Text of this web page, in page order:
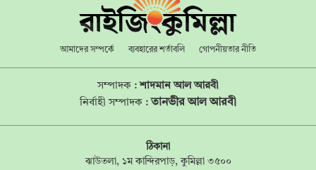
আমাদের সম্পর্কে ব্যবহারের শর্তাবলি গোপনীয়তার নীতি
সম্পাদক :শাদমান আল আরবী
নির্বাহী সম্পাদক : তানভীর আল আরবী
ঠিকানা
ঝাউতলা, ১ম কান্দিরপাড়, কুমিল্লা ৩৫০০